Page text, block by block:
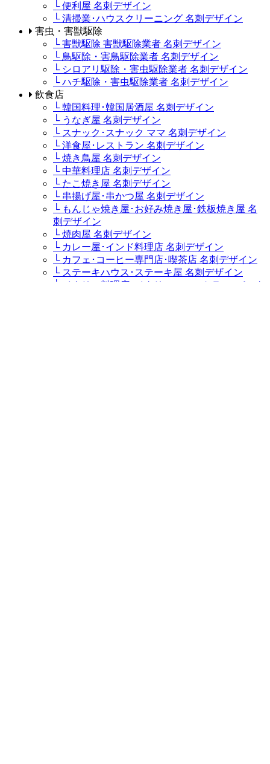
└ 便利屋 名刺デザイン
└ 清掃業･ハウスクリーニング 名刺デザイン
害虫・害獣駆除
└ 害獣駆除 害獣駆除業者 名刺デザイン
└ 鳥駆除・害鳥駆除業者 名刺デザイン
└ シロアリ駆除・害虫駆除業者 名刺デザイン
└ ハチ駆除・害虫駆除業者 名刺デザイン
飲食店
└ 韓国料理･韓国居酒屋 名刺デザイン
└ うなぎ屋 名刺デザイン
└ スナック･スナック ママ 名刺デザイン
└ 洋食屋･レストラン 名刺デザイン
└ 焼き鳥屋 名刺デザイン
└ 中華料理店 名刺デザイン
└ たこ焼き屋 名刺デザイン
└ 串揚げ屋･串かつ屋 名刺デザイン
└ もんじゃ焼き屋･お好み焼き屋･鉄板焼き屋 名
刺デザイン
└ 焼肉屋 名刺デザイン
└ カレー屋･インド料理店 名刺デザイン
└ カフェ･コーヒー専門店･喫茶店 名刺デザイン
└ ステーキハウス･ステーキ屋 名刺デザイン
└ イタリア料理店･イタリアンレストラン･パスタ